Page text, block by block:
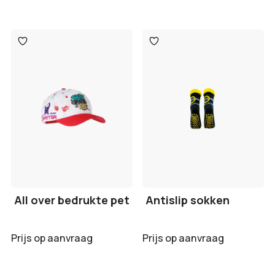
Toevoegen
aan
All over bedrukte pet
Prijs op aanvraag
Toevoegen
aan
Antislip sokken
Prijs op aanvraag